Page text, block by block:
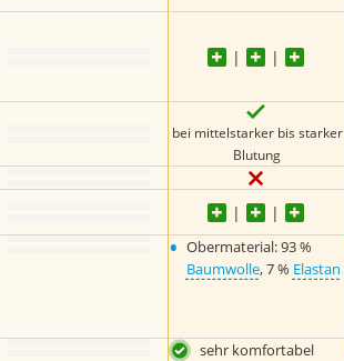
bei mittelstarker bis starker
Blutung
• Obermaterial: 93 %
Baumwolle, 7 % Elastan
sehr komfortabel